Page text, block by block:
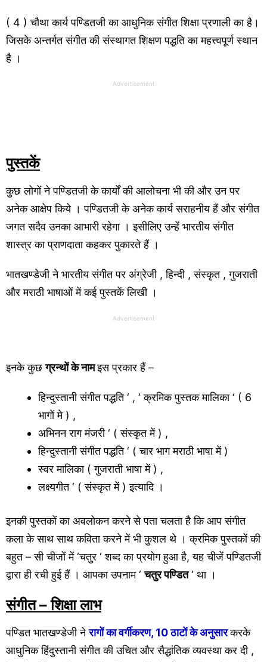
( 4 ) चौथा कार्य पण्डितजी का आधुनिक संगीत शिक्षा प्रणाली का है।
जिसके अन्तर्गत संगीत की संस्थागत शिक्षण पद्धति का महत्त्वपूर्ण स्थान
है ।
Advertisement
पुस्तकें
कुछ लोगों ने पण्डितजी के कार्यों की आलोचना भी की और उन पर
अनेक आक्षेप किये । पण्डितजी के अनेक कार्य सराहनीय हैं और संगीत
जगत सदैव उनका आभारी रहेगा । इसीलिए उन्हें भारतीय संगीत
शास्त्र का प्राणदाता कहकर पुकारते हैं ।
भातखण्डेजी ने भारतीय संगीत पर अंग्रेजी , हिन्दी , संस्कृत , गुजराती
और मराठी भाषाओं में कई पुस्तकें लिखी ।
Advertisement
इनके कुछग्रन्थों के नामइस प्रकार हैं –
हिन्दुस्तानी संगीत पद्धति ‘ , ‘ क्रमिक पुस्तक मालिका ‘ ( 6
भागों मे ) ,
अभिनन राग मंजरी ‘ ( संस्कृत में ) ,
हिन्दुस्तानी संगीत पद्धति ‘ ( चार भाग मराठी भाषा में )
स्वर मालिका ( गुजराती भाषा में ) ,
लक्ष्यगीत ‘ ( संस्कृत में ) इत्यादि ।
इनकी पुस्तकों का अवलोकन करने से पता चलता है कि आप संगीत
कला के साथ साथ कविता करने में भी कुशल थे । क्रमिक पुस्तकों की
बहुत – सी चीजों में ‘चतुर ‘ शब्द का प्रयोग हुआ है, यह चीजें पण्डितजी
द्वारा ही रची हुई हैं । आपका उपनाम ‘चतुर पण्डित‘ था ।
संगीत – शिक्षा लाभ
पण्डित भातखण्डेजी नेरागों का वर्गीकरण, 10 ठाटों के अनुसारकरके
आधुनिक हिंदुस्तानी संगीत की उचित और सैद्धांतिक व्यवस्था कर दी ,